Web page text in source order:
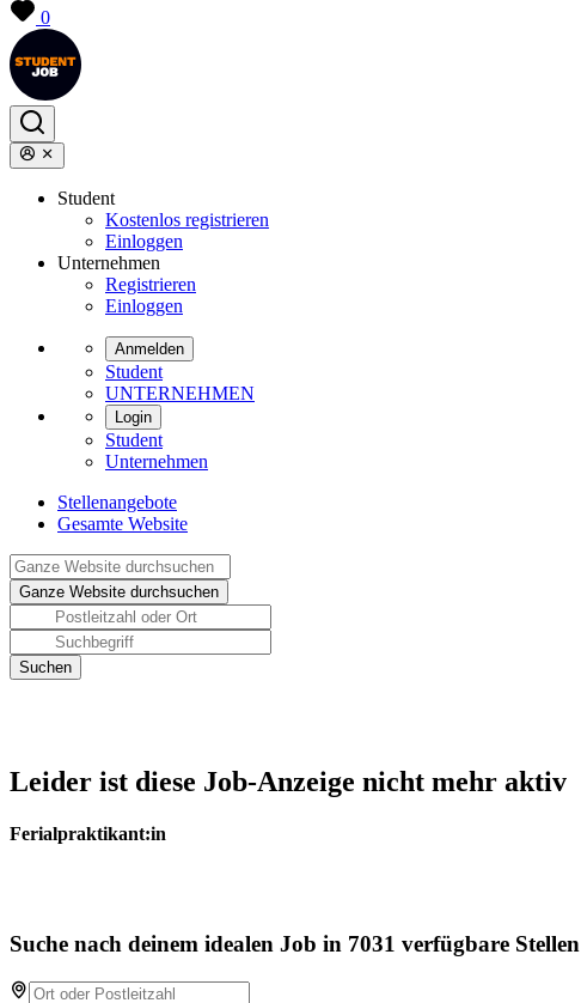
0
Student
Kostenlos registrieren
Einloggen
Unternehmen
Registrieren
Einloggen
Anmelden
Student
UNTERNEHMEN
Login
Student
Unternehmen
Stellenangebote
Gesamte Website
Leider ist diese Job-Anzeige nicht mehr aktiv
Ferialpraktikant:in
Suche nach deinem idealen Job in 7031 verfügbare Stellen